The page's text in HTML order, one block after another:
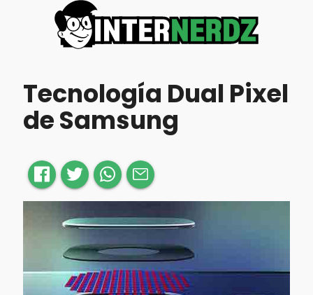
Tecnología Dual Pixel
de Samsung